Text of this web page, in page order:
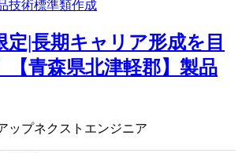
定|長期キャリア形成を目
【青森県北津軽郡】製品
ップネクストエンジニア